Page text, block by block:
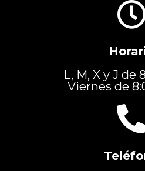
L, M, X y J de
Viernes de